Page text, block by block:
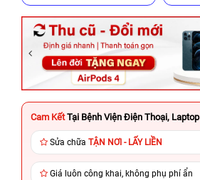
Cam Kết Tại Bệnh Viện Điện Thoại,
Sửa chữa TẬN NƠI - LẤY LIỀN
Giá luôn công khai, không phụ phí ẩn